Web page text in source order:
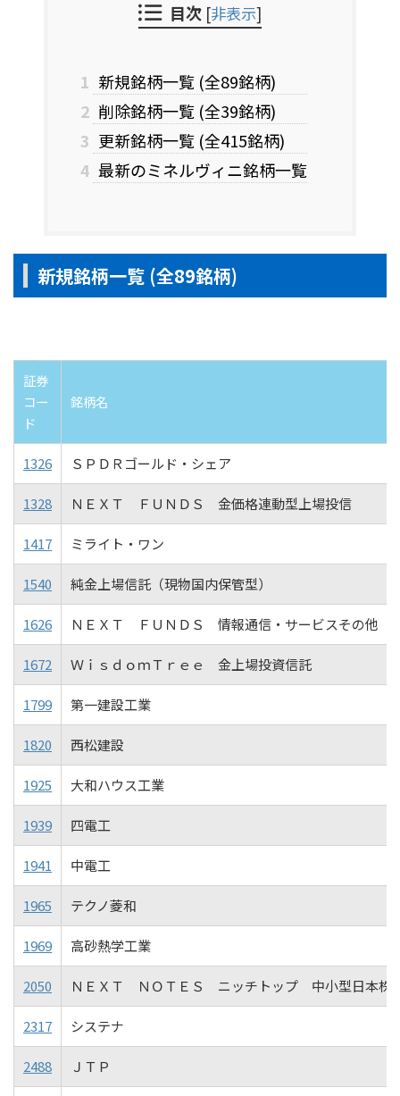
目次 [非表示]
1 新規銘柄一覧 (全89銘柄)
2 削除銘柄一覧 (全39銘柄)
3 更新銘柄一覧 (全415銘柄)
4 最新のミネルヴィニ銘柄一覧
新規銘柄一覧 (全89銘柄)
証券
コー
ド
銘柄名
1326 ＳＰＤＲゴールド・シェア
1328 ＮＥＸＴ ＦＵＮＤＳ 金価格連動型上場投信
1417 ミライト・ワン
1540 純金上場信託（現物国内保管型）
1626 ＮＥＸＴ ＦＵＮＤＳ 情報通信・サービスその他（
1672 ＷｉｓｄｏｍＴｒｅｅ 金上場投資信託
1799 第一建設工業
1820 西松建設
1925 大和ハウス工業
1939 四電工
1941 中電工
1965 テクノ菱和
1969 高砂熱学工業
2050 ＮＥＸＴ ＮＯＴＥＳ ニッチトップ 中小型日本株
2317 システナ
2488 ＪＴＰ